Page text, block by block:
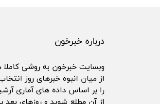
درباره خبرخون
وبسایت خبرخون به روشی کاملا
از میان انبوه خبرهای روز
را بر اساس داده های آماری